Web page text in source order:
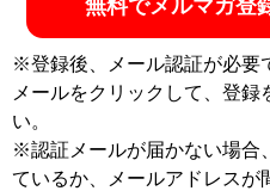
無料でメルマガ
※登録後、メール認証が必要
メールをクリックして、登録
い。
※認証メールが届かない場合
ているか、メールアドレスが